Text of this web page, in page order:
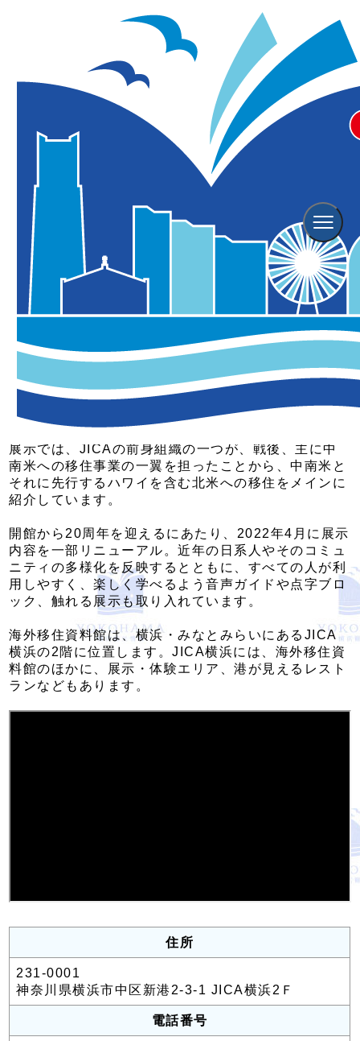
横浜の観光スポット JICA横浜 海外移住資料館
JICA横浜 海外移住資料館
2025年01月07日更新
海外移住資料館は、日本人の海外移住の歴史や、移住
者の方々が移住先国や日本に対して果たした役割と貢
献を多くの人々に伝えるため、2002年に移民船出港
地の一つであった神奈川県横浜市に開館しました。
展示では、JICAの前身組織の一つが、戦後、主に中
南米への移住事業の一翼を担ったことから、中南米と
それに先行するハワイを含む北米への移住をメインに
紹介しています。
開館から20周年を迎えるにあたり、2022年4月に展示
内容を一部リニューアル。近年の日系人やそのコミュ
ニティの多様化を反映するとともに、すべての人が利
用しやすく、楽しく学べるよう音声ガイドや点字ブロ
ック、触れる展示も取り入れています。
海外移住資料館は、横浜・みなとみらいにあるJICA
横浜の2階に位置します。JICA横浜には、海外移住資
料館のほかに、展示・体験エリア、港が見えるレスト
ランなどもあります。
住所
231-0001
神奈川県横浜市中区新港2-3-1 JICA横浜2Ｆ
電話番号